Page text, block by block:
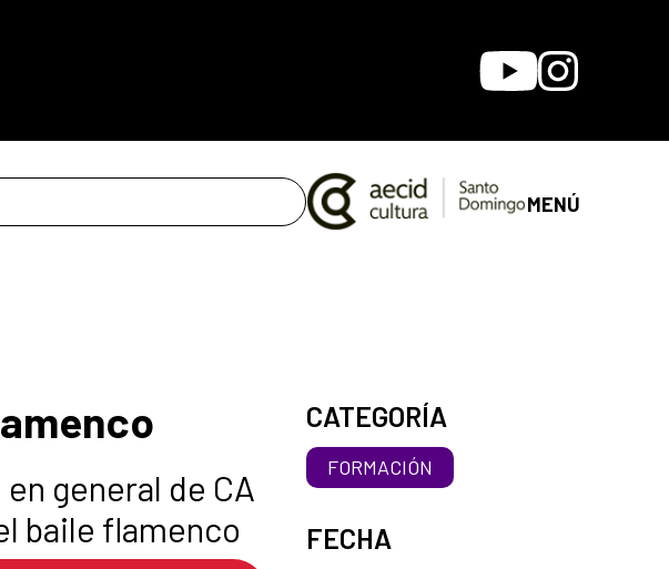
YoutubeInstagram
MENÚ
general de CA
baile flamenco
CATEGORÍA
FORMACIÓN
FECHA